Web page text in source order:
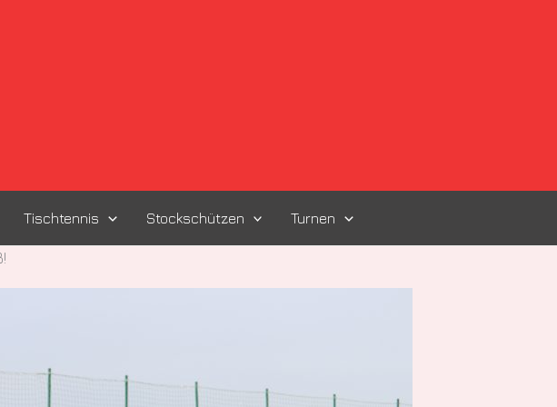
Tischtennis Stockschützen Turnen